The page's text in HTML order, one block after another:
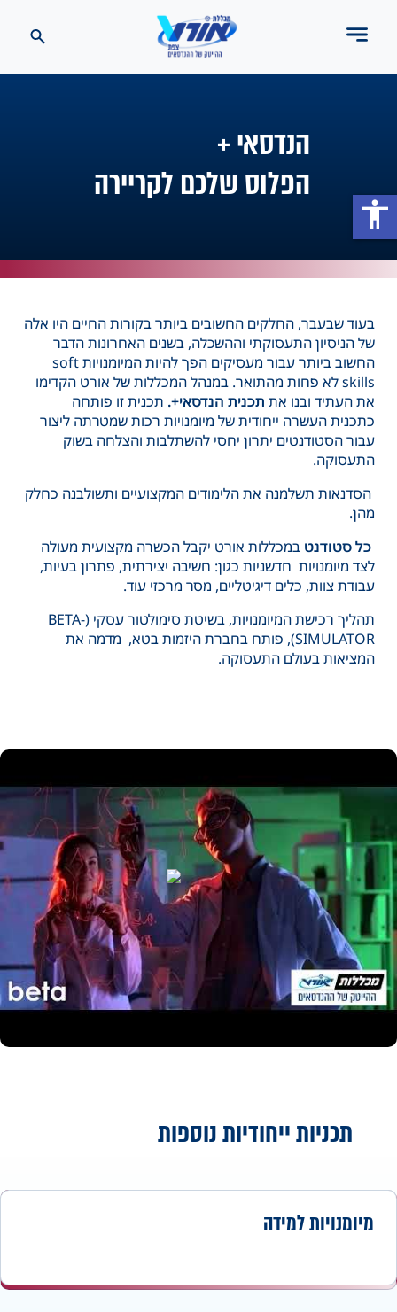
הנדסאי +
הפלוס שלכם לקריירה
בעוד שבעבר, החלקים החשובים ביותר בקורות החיים היו אלה
של הניסיון התעסוקתי וההשכלה, בשנים האחרונות הדבר
החשוב ביותר עבור מעסיקים הפך להיות המיומנויות soft
skills לא פחות מהתואר. במנהל המכללות של אורט הקדימו
את העתיד ובנו את תכנית הנדסאי+. תכנית זו פותחה
כתכנית העשרה ייחודית של מיומנויות רכות שמטרתה ליצור
עבור הסטודנטים יתרון יחסי להשתלבות והצלחה בשוק
התעסוקה.
הסדנאות תשלמנה את הלימודים המקצועיים ותשולבנה כחלק
מהן.
כל סטודנט במכללות אורט יקבל הכשרה מקצועית מעולה
לצד מיומנויות חדשניות כגון: חשיבה יצירתית, פתרון בעיות,
עבודת צוות, כלים דיגיטליים, מסר מרכזי עוד.
תהליך רכישת המיומנויות, בשיטת סימולטור עסקי (BETA-
SIMULATOR), פותח בחברת היזמות בטא, מדמה את
המציאות בעולם התעסוקה.
תכניות ייחודיות נוספות
מיומנויות למידה
accessibility